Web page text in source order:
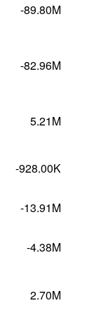
-89.80M
-82.96M
5.21M
-928.00K
-13.91M
-4.38M
2.70M